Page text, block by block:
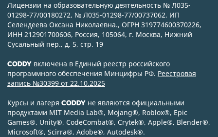
Лицензии на образовательную деятельность № Л035-
01298-77/00180272, № Л035-01298-77/00737062. ИП
Селендеева Оксана Николаевна., ОГРН 319774600370226,
ИНН 212901700606, Россия, 105064, г. Москва, Нижний
Сусальный пер., д. 5, стр. 19
CODDY включена в Единый реестр российского
программного обеспечения Минцифры РФ. Реестровая
запись №30399 от 22.10.2025
Курсы и лагеря CODDY не являются официальными
продуктами MIT Media Lab®, Mojang®, Roblox®, Epic
Games®, Unity®, CodeСombat®, Crytek®, Apple®, Blender®,
Microsoft®, Scirra®, Adobe®, Autodesk®.